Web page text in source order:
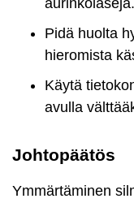
Pidä huolta
hieromista
Käytä
avulla
Johtopäätös
Ymmärtäminen